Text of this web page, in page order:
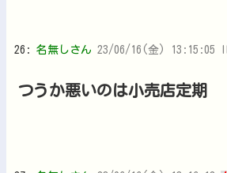
26: 名無しさん 23/06/16(金) 13:15:05
つうか悪いのは小売店定期